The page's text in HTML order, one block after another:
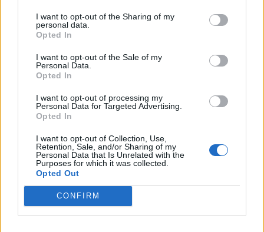
I want to opt-out of the Sharing of my
personal data.
Opted In
I want to opt-out of the Sale of my
Personal Data.
Opted In
I want to opt-out of processing my
Personal Data for Targeted Advertising.
Opted In
I want to opt-out of Collection, Use,
Retention, Sale, and/or Sharing of my
Personal Data that Is Unrelated with the
Purposes for which it was collected.
Opted Out
CONFIRM